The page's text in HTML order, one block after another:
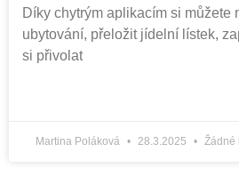
Díky chytrým aplikacím si můžete
ubytování, přeložit jídelní lístek,
si přivolat
Martina Poláková 28.3.2025 Žádné